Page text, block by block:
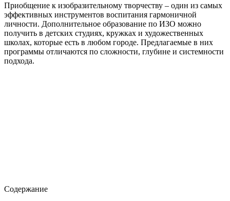
Приобщение к изобразительному творчеству – один из самых
эффективных инструментов воспитания гармоничной
личности. Дополнительное образование по ИЗО можно
получить в детских студиях, кружках и художественных
школах, которые есть в любом городе. Предлагаемые в них
программы отличаются по сложности, глубине и системности
подхода.
Содержание